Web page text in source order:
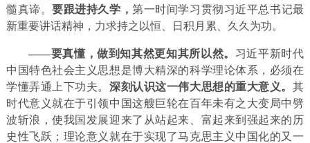
髓真谛。要跟进持久学，第一时间学习贯彻习近平总书记最
新重要讲话精神，力求持之以恒、日积月累、久久为功。
——要真懂，做到知其然更知其所以然。 习近平新时代
中国特色社会主义思想是博大精深的科学理论体系，必须在
学懂弄通上下功夫。深刻认识这一伟大思想的重大意义。其
时代意义就在于引领中国这艘巨轮在百年未有之大变局中劈
波斩浪，使我国发展迎来了从站起来、富起来到强起来的历
史性飞跃；理论意义就在于实现了马克思主义中国化的又一